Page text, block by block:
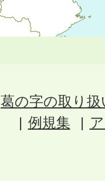
葛の字の取り扱
例規集